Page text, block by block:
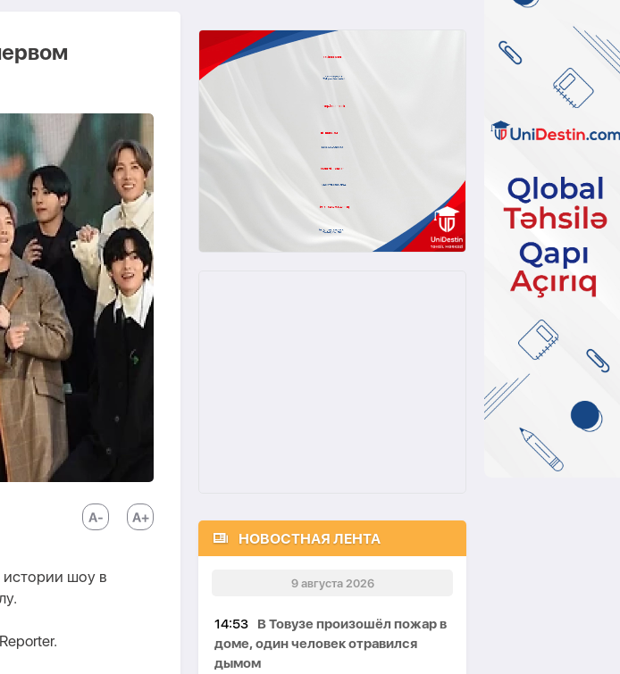
шоу в
НОВОСТНАЯ ЛЕНТА
9 августа 2026
14:53
В Товузе произошёл пожар в
доме, один человек отравился
дымом